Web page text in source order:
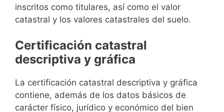
inscritos como titulares, así como el valor
catastral y los valores catastrales del suelo.
Certificación catastral
descriptiva y gráfica
La certificación catastral descriptiva y gráfica
contiene, además de los datos básicos de
carácter físico, jurídico y económico del bien